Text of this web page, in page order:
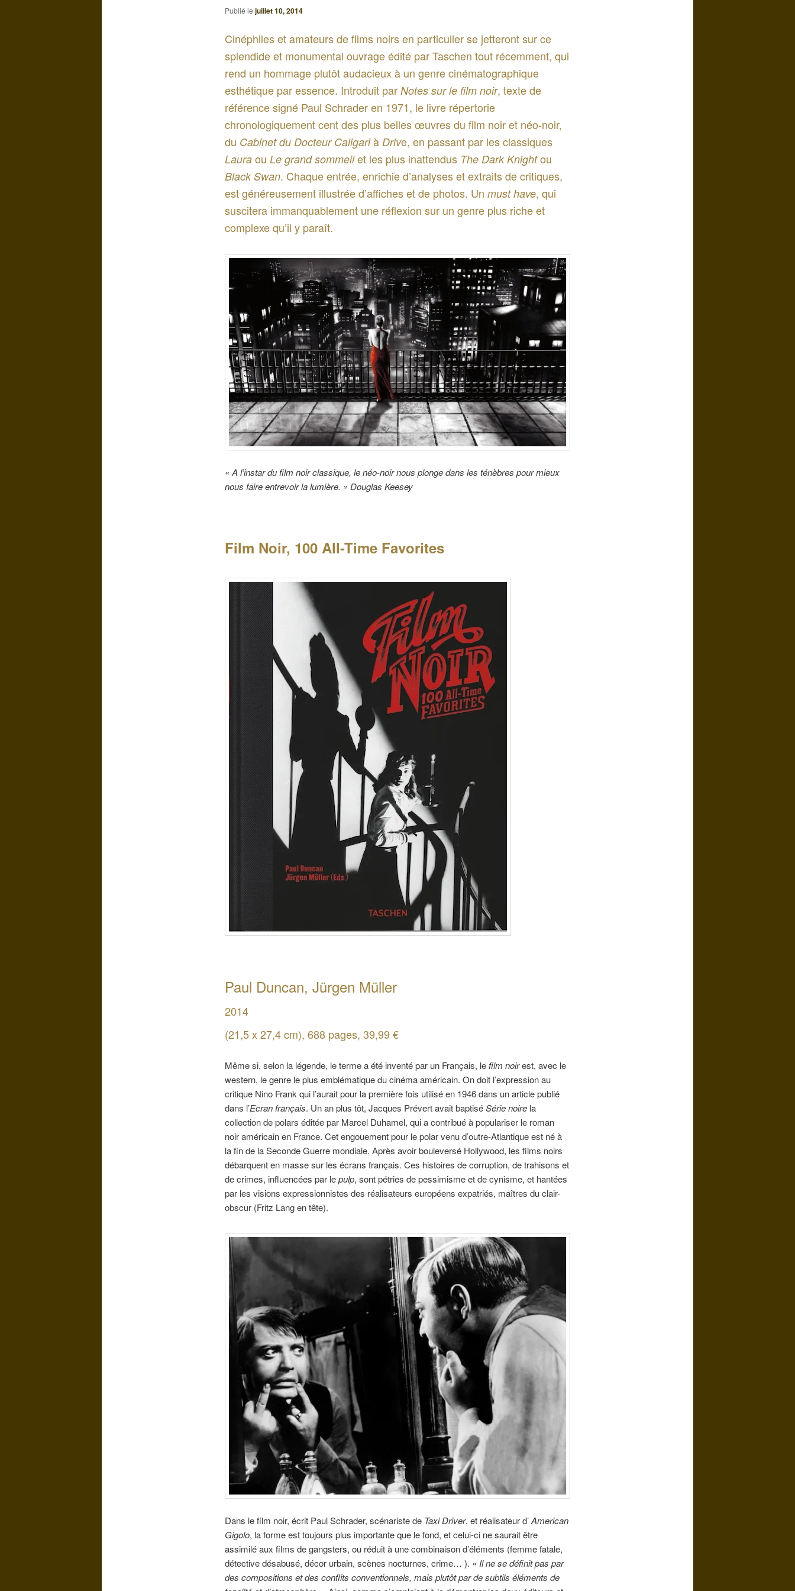
Publié le juillet 10, 2014
Cinéphiles et amateurs de films noirs en particulier se jetteront sur ce
splendide et monumental ouvrage édité par Taschen tout récemment, qui
rend un hommage plutôt audacieux à un genre cinématographique
esthétique par essence. Introduit par Notes sur le film noir, texte de
référence signé Paul Schrader en 1971, le livre répertorie
chronologiquement cent des plus belles œuvres du film noir et néo-noir,
du Cabinet du Docteur Caligarià Drive, en passant par les classiques
Laura ou Le grand sommeilet les plus inattendus The Dark Knightou
Black Swan. Chaque entrée, enrichie d’analyses et extraits de critiques,
est généreusement illustrée d’affiches et de photos. Un must have, qui
suscitera immanquablement une réflexion sur un genre plus riche et
complexe qu’il y paraît.
« A l’instar du film noir classique, le néo-noir nous plonge dans les ténèbres pour mieux
nous faire entrevoir la lumière. » Douglas Keesey
Film Noir, 100 All-Time Favorites
Paul Duncan, Jürgen Müller
2014
(21,5 x 27,4 cm), 688 pages, 39,99 €
Même si, selon la légende, le terme a été inventé par un Français, lefilm noirest, avec le
western, le genre le plus emblématique du cinéma américain. On doit l’expression au
critique Nino Frank qui l’aurait pour la première fois utilisé en 1946 dans un article publié
dans l’Ecran français. Un an plus tôt, Jacques Prévert avait baptiséSérie noirela
collection de polars éditée par Marcel Duhamel, qui a contribué à populariser le roman
noir américain en France. Cet engouement pour le polar venu d’outre-Atlantique est né à
la fin de la Seconde Guerre mondiale. Après avoir bouleversé Hollywood, les films noirs
débarquent en masse sur les écrans français. Ces histoires de corruption, de trahisons et
de crimes, influencées par lepulp, sont pétries de pessimisme et de cynisme, et hantées
par les visions expressionnistes des réalisateurs européens expatriés, maîtres du clair-
obscur (Fritz Lang en tête).
Dans le film noir, écrit Paul Schrader, scénariste de Taxi Driver, et réalisateur d’American
Gigolo, la forme est toujours plus importante que le fond, et celui-ci ne saurait être
assimilé aux films de gangsters, ou réduit à une combinaison d’éléments (femme fatale,
détective désabusé, décor urbain, scènes nocturnes, crime… ). « Il ne se définit pas par
des compositions et des conflits conventionnels, mais plutôt par de subtils éléments de